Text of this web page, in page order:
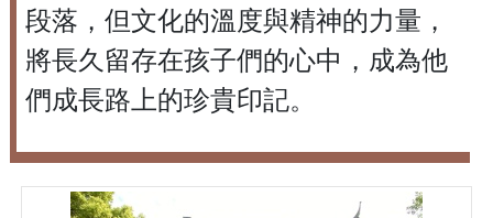
段落，但文化的溫度與精神的力量，
將長久留存在孩子們的心中，成為他
們成長路上的珍貴印記。